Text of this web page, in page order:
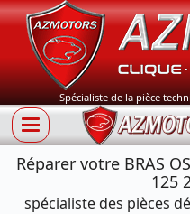
Spécialiste de la pièce
Réparer votre BRAS
125
spécialiste des pièces